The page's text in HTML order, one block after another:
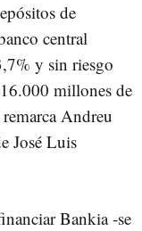
de
central
y sin riesgo
millones de
Andreu
José Luis
Bankia -se